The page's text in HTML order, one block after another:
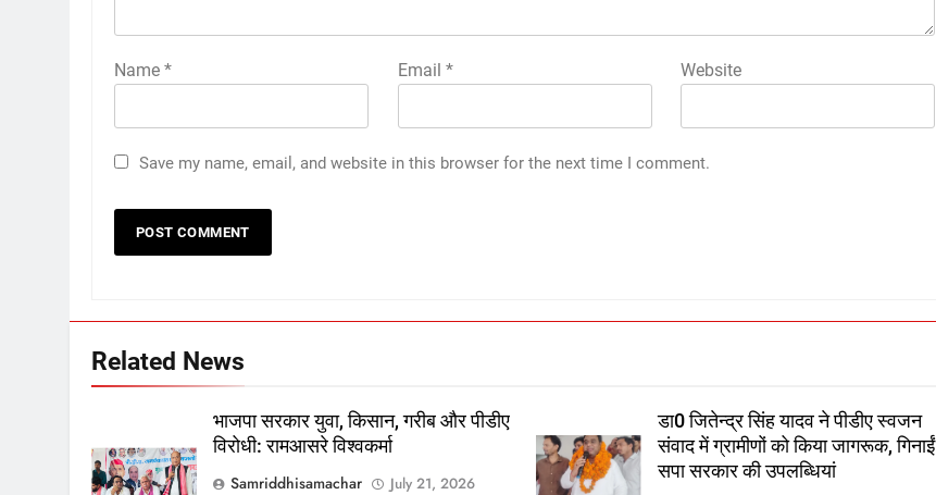
Name * Email * Website
Save my name, email, and website in this browser for the next time I comment.
Related News
भाजपा सरकार युवा, किसान, गरीब और पीडीए
विरोधी: रामआसरे विश्वकर्मा
Samriddhisamachar
July 21, 2026
डा0 जितेन्द्र सिंह यादव ने पीडीए स्वजन
संवाद में ग्रामीणों को किया जागरूक, गिनाईं
सपा सरकार की उपलब्धियां